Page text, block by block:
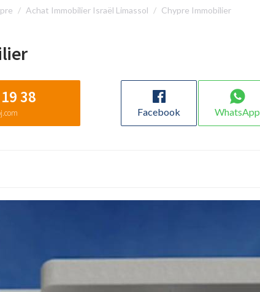
Achat Immobilier Israël Limassol Chypre Immobilier
06 62 53 19 38
Facebook WhatsApp